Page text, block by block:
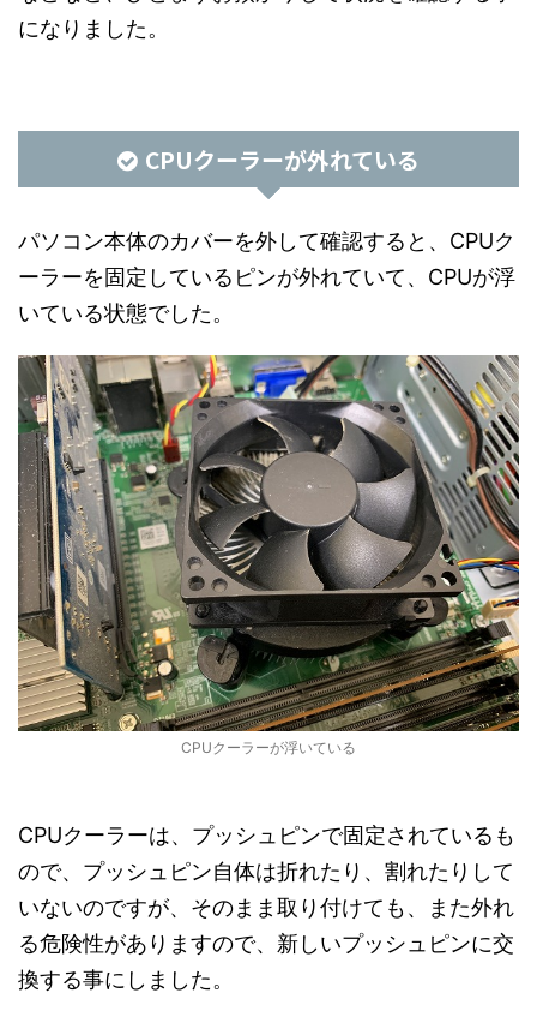
になりました。
CPUクーラーが外れている
パソコン本体のカバーを外して確認すると、CPUク
ーラーを固定しているピンが外れていて、CPUが浮
いている状態でした。
CPUクーラーが浮いている
CPUクーラーは、プッシュピンで固定されているも
ので、プッシュピン自体は折れたり、割れたりして
いないのですが、そのまま取り付けても、また外れ
る危険性がありますので、新しいプッシュピンに交
換する事にしました。